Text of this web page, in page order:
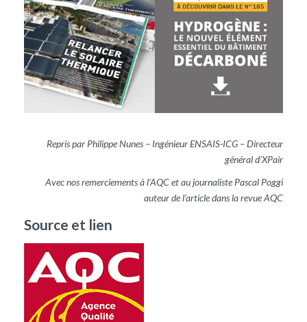
Repris par Philippe Nunes – Ingénieur ENSAIS-ICG – Directeur
général d’XPair
Avec nos remerciements à l’AQC et au journaliste Pascal Poggi
auteur de l’article dans la revue AQC
Source et lien